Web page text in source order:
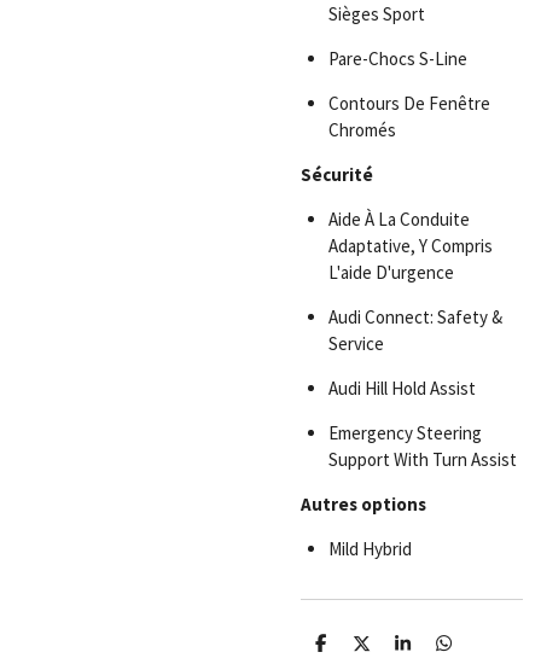
Sièges Sport
Pare-Chocs S-Line
Contours De Fenêtre
Chromés
Sécurité
Aide À La Conduite
Adaptative, Y Compris
L'aide D'urgence
Audi Connect: Safety &
Service
Audi Hill Hold Assist
Emergency Steering
Support With Turn Assist
Autres options
Mild Hybrid
P
P
P
P